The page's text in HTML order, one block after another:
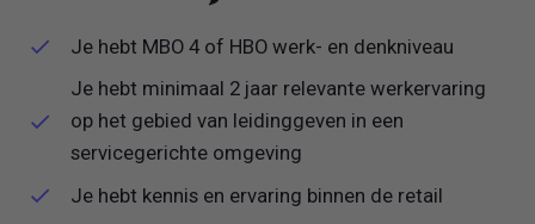
Je hebt MBO 4 of HBO werk- en denkniveau
Je hebt minimaal 2 jaar relevante werkervaring
op het gebied van leidinggeven in een
servicegerichte omgeving
Je hebt kennis en ervaring binnen de retail